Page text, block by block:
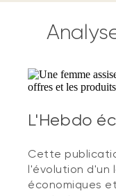
L'Hebdo
Cette
l'évolution d'un
économiques